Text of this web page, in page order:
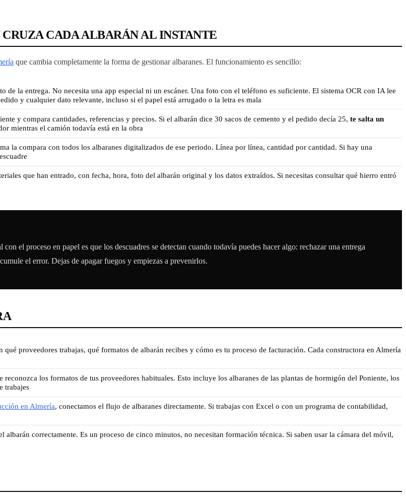
CADA ALBARÁN AL INSTANTE
que cambia completamente la forma de gestionar albaranes. El funcionamiento es sencillo:
de la entrega. No necesita una app especial ni un escáner. Una foto con el teléfono es suficiente. El sistema OCR con IA lee
y cualquier dato relevante, incluso si el papel está arrugado o la letra es mala
y compara cantidades, referencias y precios. Si el albarán dice 30 sacos de cemento y el pedido decía 25, te salta un
mientras el camión todavía está en la obra
la compara con todos los albaranes digitalizados de ese periodo. Línea por línea, cantidad por cantidad. Si hay una
que han entrado, con fecha, hora, foto del albarán original y los datos extraídos. Si necesitas consultar qué hierro entró
el proceso en papel es que los descuadres se detectan cuando todavía puedes hacer algo: rechazar una entrega
el error. Dejas de apagar fuegos y empiezas a prevenirlos.
proveedores trabajas, qué formatos de albarán recibes y cómo es tu proceso de facturación. Cada constructora en Almería
reconozca los formatos de tus proveedores habituales. Esto incluye los albaranes de las plantas de hormigón del Poniente, los
trabajes
en Almería, conectamos el flujo de albaranes directamente. Si trabajas con Excel o con un programa de contabilidad,
albarán correctamente. Es un proceso de cinco minutos, no necesitan formación técnica. Si saben usar la cámara del móvil,